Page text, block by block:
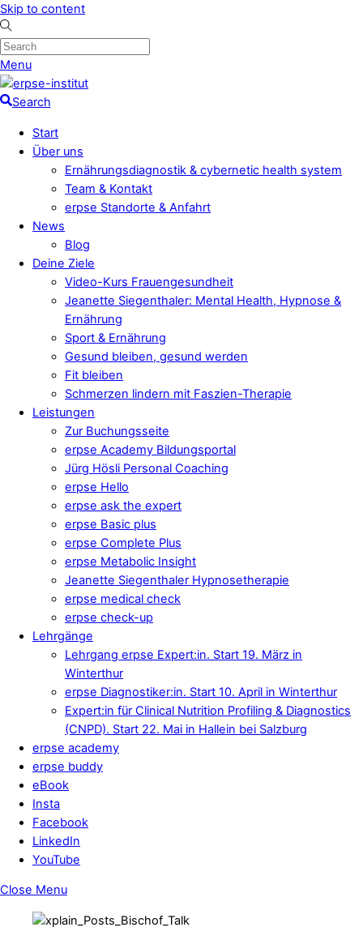
Skip to content
Menu
Search
Start
Über uns
Ernährungsdiagnostik & cybernetic health system
Team & Kontakt
erpse Standorte & Anfahrt
News
Blog
Deine Ziele
Video-Kurs Frauengesundheit
Jeanette Siegenthaler: Mental Health, Hypnose &
Ernährung
Sport & Ernährung
Gesund bleiben, gesund werden
Fit bleiben
Schmerzen lindern mit Faszien-Therapie
Leistungen
Zur Buchungsseite
erpse Academy Bildungsportal
Jürg Hösli Personal Coaching
erpse Hello
erpse ask the expert
erpse Basic plus
erpse Complete Plus
erpse Metabolic Insight
Jeanette Siegenthaler Hypnosetherapie
erpse medical check
erpse check-up
Lehrgänge
Lehrgang erpse Expert:in. Start 19. März in
Winterthur
erpse Diagnostiker:in. Start 10. April in Winterthur
Expert:in für Clinical Nutrition Profiling & Diagnostics
(CNPD). Start 22. Mai in Hallein bei Salzburg
erpse academy
erpse buddy
eBook
Insta
Facebook
LinkedIn
YouTube
Close Menu